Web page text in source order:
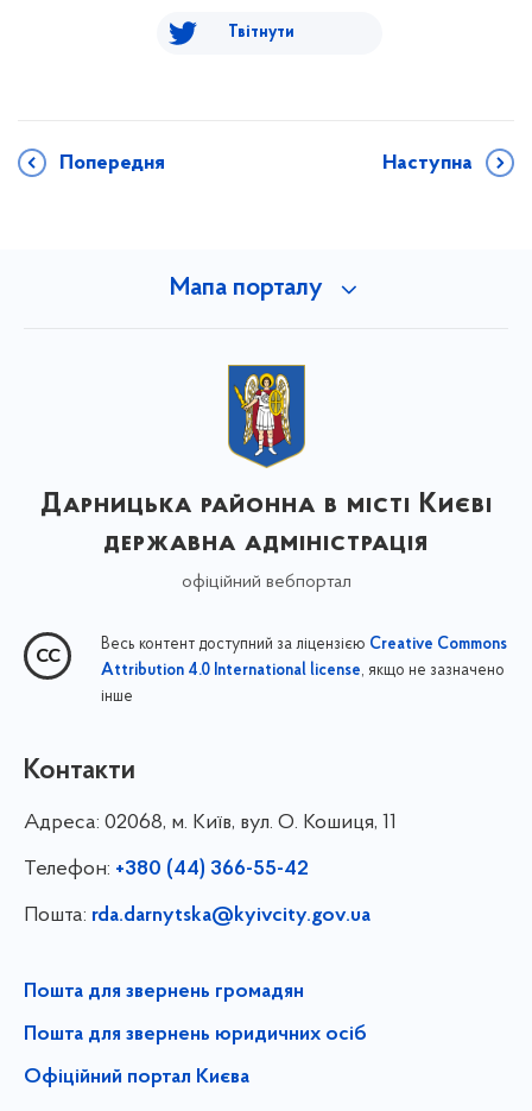
Твітнути
Попередня Наступна
Мапа порталу
Дарницька районна в місті Києві
державна адміністрація
офіційний вебпортал
Весь контент доступний за ліцензією Creative Commons
Attribution 4.0 International license, якщо не зазначено
інше
Контакти
Адреса: 02068, м. Київ, вул. О. Кошиця, 11
Телефон: +380 (44) 366-55-42
Пошта: rda.darnytska@kyivcity.gov.ua
Пошта для звернень громадян
Пошта для звернень юридичних осіб
Офіційний портал Києва